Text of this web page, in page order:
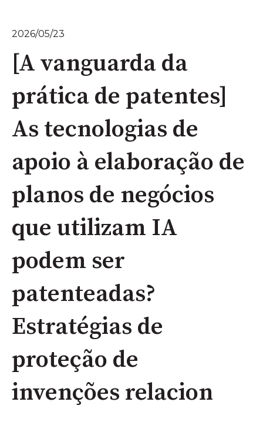
2026/05/23
[A vanguarda da
prática de patentes]
As tecnologias de
apoio à elaboração de
planos de negócios
que utilizam IA
podem ser
patenteadas?
Estratégias de
proteção de
invenções relacion